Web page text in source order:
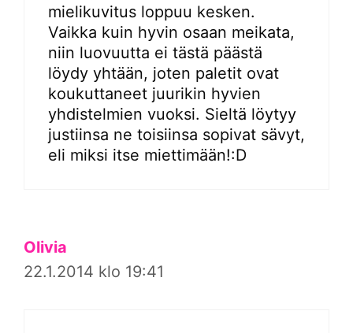
mielikuvitus loppuu kesken.
Vaikka kuin hyvin osaan meikata,
niin luovuutta ei tästä päästä
löydy yhtään, joten paletit ovat
koukuttaneet juurikin hyvien
yhdistelmien vuoksi. Sieltä löytyy
justiinsa ne toisiinsa sopivat sävyt,
eli miksi itse miettimään!:D
Olivia
22.1.2014 klo 19:41